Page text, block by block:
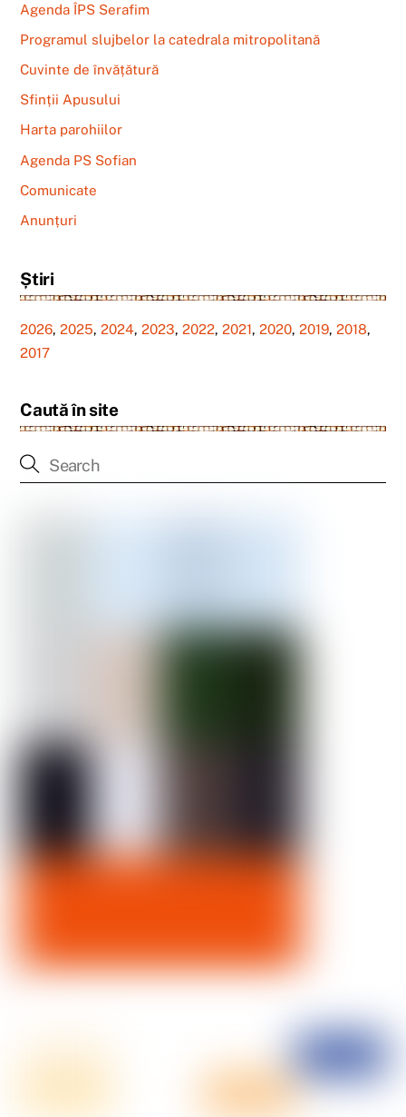
Agenda ÎPS Serafim
Programul slujbelor la catedrala mitropolitană
Cuvinte de învățătură
Sfinții Apusului
Harta parohiilor
Agenda PS Sofian
Comunicate
Anunțuri
Știri
2026,2025,2024,2023,2022,2021,2020,2019,2018,
2017
Caută în site